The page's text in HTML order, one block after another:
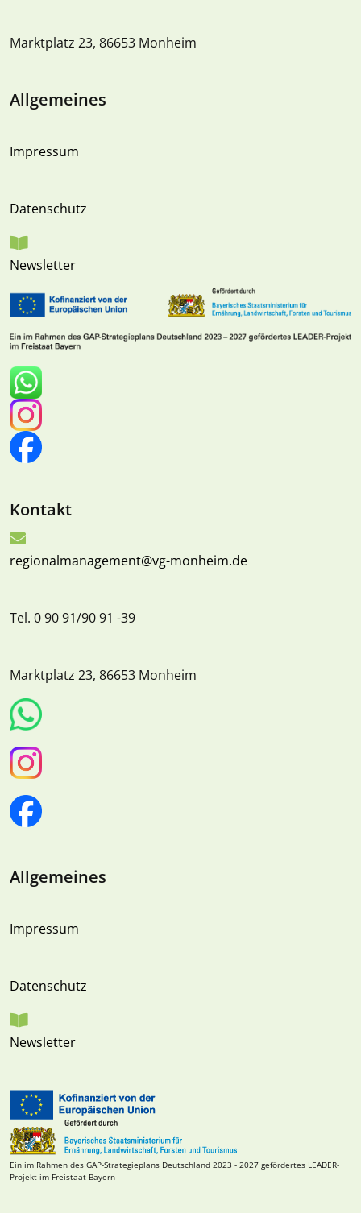
Marktplatz 23, 86653 Monheim
Allgemeines
Impressum
Datenschutz
Newsletter
Kontakt
regionalmanagement@vg-monheim.de
Tel. 0 90 91/90 91 -39
Marktplatz 23, 86653 Monheim
Allgemeines
Impressum
Datenschutz
Newsletter
Ein im Rahmen des GAP-Strategieplans Deutschland 2023 - 2027 gefördertes LEADER-
Projekt im Freistaat Bayern